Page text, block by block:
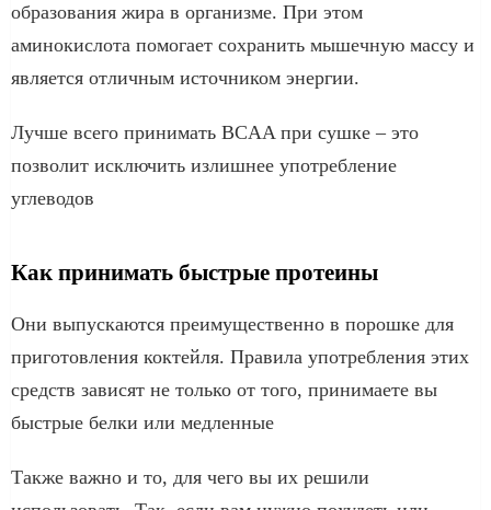
образования жира в организме. При этом
аминокислота помогает сохранить мышечную массу и
является отличным источником энергии.
Лучше всего принимать BCAA при сушке – это
позволит исключить излишнее употребление
углеводов
Как принимать быстрые протеины
Они выпускаются преимущественно в порошке для
приготовления коктейля. Правила употребления этих
средств зависят не только от того, принимаете вы
быстрые белки или медленные
Также важно и то, для чего вы их решили